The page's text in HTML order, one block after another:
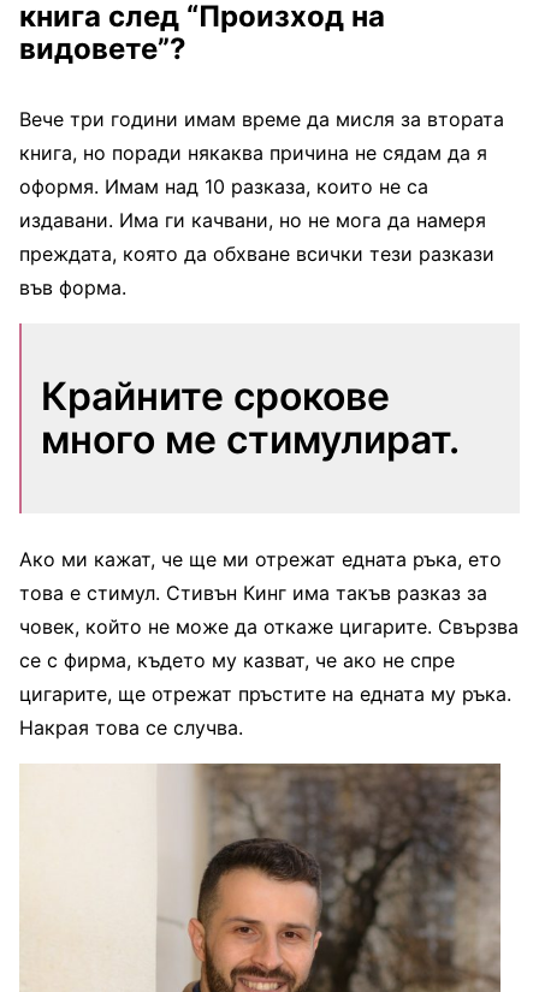
книга след “Произход на
видовете”?
Вече три години имам време да мисля за втората
книга, но поради някаква причина не сядам да я
оформя. Имам над 10 разказа, които не са
издавани. Има ги качвани, но не мога да намеря
преждата, която да обхване всички тези разкази
във форма.
Крайните срокове
много ме стимулират.
Ако ми кажат, че ще ми отрежат едната ръка, ето
това е стимул. Стивън Кинг има такъв разказ за
човек, който не може да откаже цигарите. Свързва
се с фирма, където му казват, че ако не спре
цигарите, ще отрежат пръстите на едната му ръка.
Накрая това се случва.